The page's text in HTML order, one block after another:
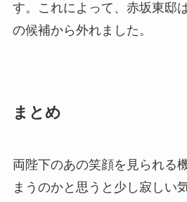
す。これによって、赤坂東邸
の候補から外れました。
まとめ
両陛下のあの笑顔を見られる
まうのかと思うと少し寂しい